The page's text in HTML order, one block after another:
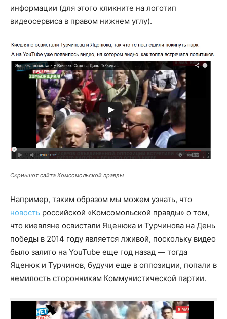
информации (для этого кликните на логотип
видеосервиса в правом нижнем углу).
Скриншот сайта Комсомольской правды
Например, таким образом мы можем узнать, что
новость российской «Комсомольской правды» о том,
что киевляне освистали Яценюка и Турчинова на День
победы в 2014 году является лживой, поскольку видео
было залито на YouTube еще год назад — тогда
Яценюк и Турчинов, будучи еще в оппозиции, попали в
немилость сторонникам Коммунистической партии.